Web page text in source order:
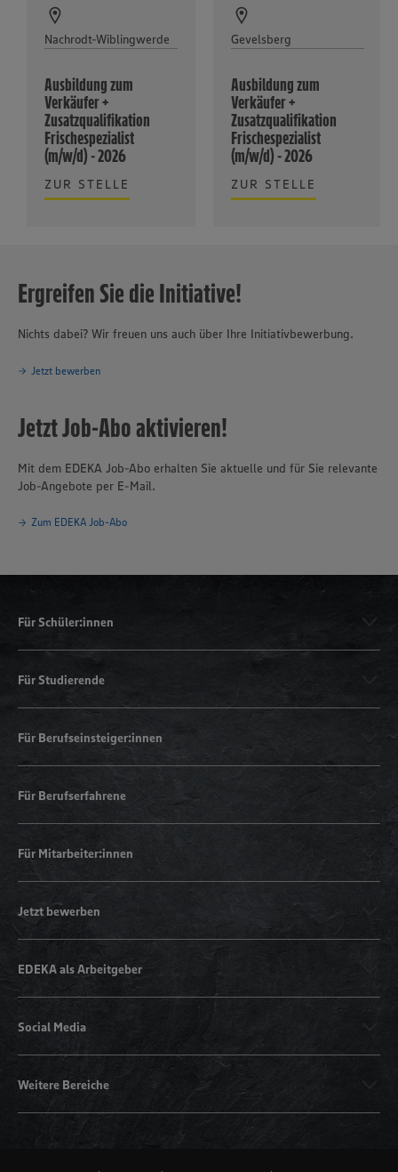
Nachrodt-Wiblingwerde
Ausbildung zum
Verkäufer +
Zusatzqualifikation
Frischespezialist
(m/w/d) - 2026
ZUR STELLE
Gevelsberg
Ausbildung zum
Verkäufer +
Zusatzqualifikation
Frischespezialist
(m/w/d) - 2026
ZUR STELLE
Ergreifen Sie die Initiative!
Nichts dabei? Wir freuen uns auch über Ihre Initiativbewerbung.
Jetzt bewerben
Jetzt Job-Abo aktivieren!
Mit dem EDEKA Job-Abo erhalten Sie aktuelle und für Sie relevante
Job-Angebote per E-Mail.
Zum EDEKA Job-Abo
Für Schüler:innen
Für Studierende
Für Berufseinsteiger:innen
Für Berufserfahrene
Für Mitarbeiter:innen
Jetzt bewerben
EDEKA als Arbeitgeber
Social Media
Weitere Bereiche